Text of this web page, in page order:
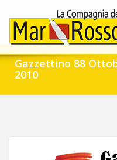
Gazzettino 88
2010